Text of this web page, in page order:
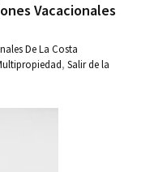
Vacacionales
De La Costa
, Salir de la